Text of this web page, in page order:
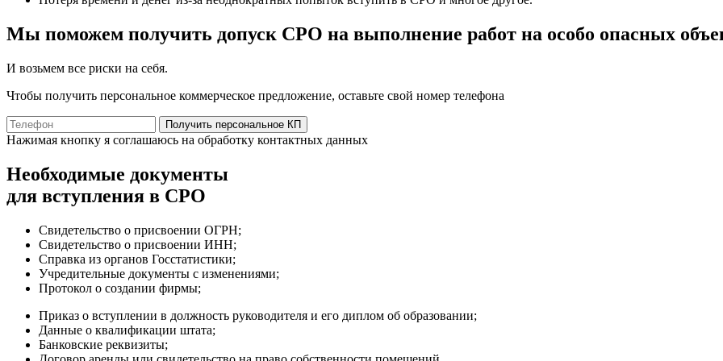
Мы поможем получить допуск СРО на выполнение работ на особо опасных
И возьмем все риски на себя.
Чтобы получить персональное коммерческое предложение, оставьте свой номер телефона
Получить персональное КП
Нажимая кнопку я соглашаюсь на обработку контактных данных
Необходимые документы
для вступления в СРО
Свидетельство о присвоении ОГРН;
Свидетельство о присвоении ИНН;
Справка из органов Госстатистики;
Учредительные документы с изменениями;
Протокол о создании фирмы;
Приказ о вступлении в должность руководителя и его диплом об образовании;
Данные о квалификации штата;
Банковские реквизиты;